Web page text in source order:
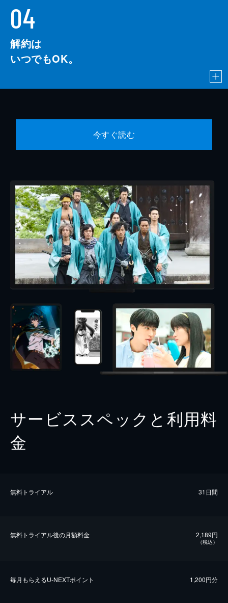
04
解約は
いつでもOK。
今すぐ読む
サービススペックと利用料
金
無料トライアル 31日間
無料トライアル後の⽉額料金 2,189円
（税込）
毎⽉もらえるU-NEXTポイント 1,200円分